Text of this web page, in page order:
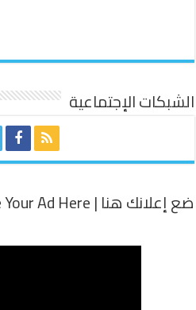
الشبكات الإجتماعية
ضع إعلانك هنا | Place Your Ad Here